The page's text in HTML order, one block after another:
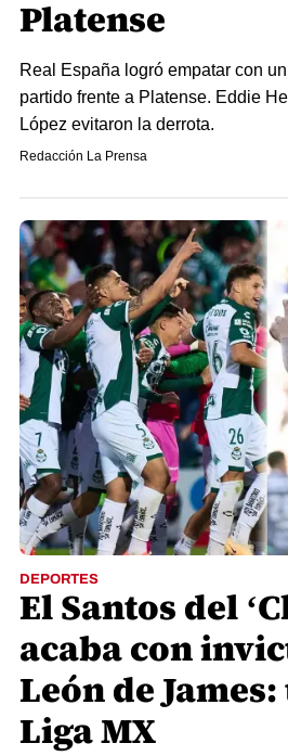
Platense
Real España logró empatar con
partido frente a Platense. Eddie
López evitaron la derrota.
Redacción La Prensa
DEPORTES
El Santos del
acaba con
León de
Liga MX